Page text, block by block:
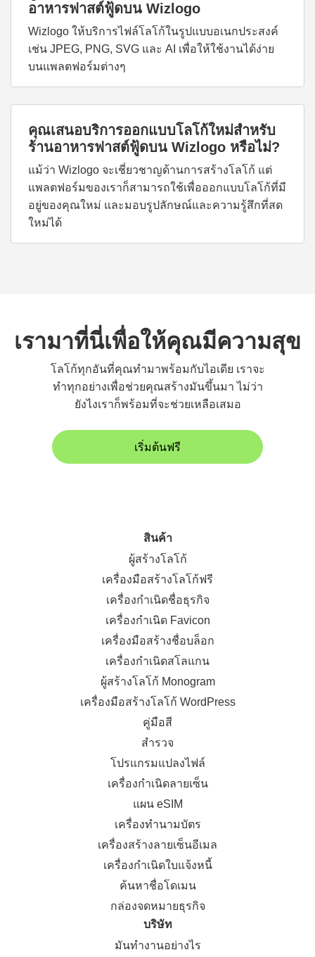
อาหารฟาสต์ฟู้ดบน Wizlogo
Wizlogo ให้บริการไฟล์โลโก้ในรูปแบบอเนกประสงค์
เช่น JPEG, PNG, SVG และ AI เพื่อให้ใช้งานได้ง่าย
บนแพลตฟอร์มต่างๆ
คุณเสนอบริการออกแบบโลโก้ใหม่สำหรับ
ร้านอาหารฟาสต์ฟู้ดบน Wizlogo หรือไม่?
แม้ว่า Wizlogo จะเชี่ยวชาญด้านการสร้างโลโก้ แต่
แพลตฟอร์มของเราก็สามารถใช้เพื่อออกแบบโลโก้ที่มี
อยู่ของคุณใหม่ และมอบรูปลักษณ์และความรู้สึกที่สด
ใหม่ได้
เรามาที่นี่เพื่อให้คุณมีความสุข
โลโก้ทุกอันที่คุณทำมาพร้อมกับไอเดีย เราจะ
ทำทุกอย่างเพื่อช่วยคุณสร้างมันขึ้นมา ไม่ว่า
ยังไงเราก็พร้อมที่จะช่วยเหลือเสมอ
เริ่มต้นฟรี
สินค้า
ผู้สร้างโลโก้
เครื่องมือสร้างโลโก้ฟรี
เครื่องกำเนิดชื่อธุรกิจ
เครื่องกำเนิด Favicon
เครื่องมือสร้างชื่อบล็อก
เครื่องกำเนิดสโลแกน
ผู้สร้างโลโก้ Monogram
เครื่องมือสร้างโลโก้ WordPress
คู่มือสี
สำรวจ
โปรแกรมแปลงไฟล์
เครื่องกำเนิดลายเซ็น
แผน eSIM
เครื่องทำนามบัตร
เครื่องสร้างลายเซ็นอีเมล
เครื่องกำเนิดใบแจ้งหนี้
ค้นหาชื่อโดเมน
กล่องจดหมายธุรกิจ
บริษัท
มันทำงานอย่างไร